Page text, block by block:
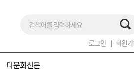
로그인 회원
다문화신문